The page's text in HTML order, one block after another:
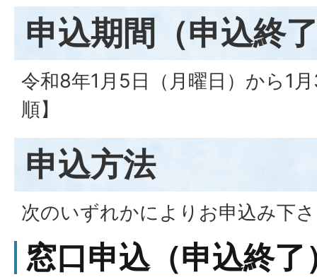
申込期間（申込終
令和8年1月5日（月曜日）から1
順】
申込方法
次のいずれかによりお申込み下
窓口申込（申込終了